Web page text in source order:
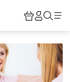
HiPP